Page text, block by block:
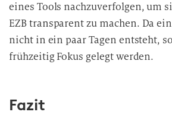
eines Tools nachzuverfolgen, um
EZB transparent zu machen. Da
nicht in ein paar Tagen entsteht,
frühzeitig Fokus gelegt werden.
Fazit